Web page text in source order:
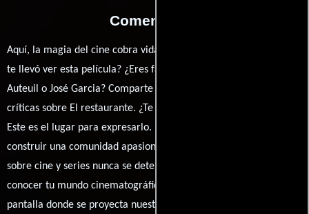
Comentarios
Aquí, la magia del cine cobra vida a través de tus opiniones. ¿Qué
te llevó ver esta película? ¿Eres fan de Pierre Salvadori, Daniel
Auteuil o José Garcia? Comparte tus pensamientos, emociones y
críticas sobre El restaurante. ¿Te hizo reír, llorar o reflexionar?
Este es el lugar para expresarlo. ¡No te guardes nada! Queremos
construir una comunidad apasionada donde la conversación
sobre cine y series nunca se detenga. Únete a la charla y déjanos
conocer tu mundo cinematográfico. ¡Los comentarios son la
pantalla donde se proyecta nuestra diversidad de opiniones!